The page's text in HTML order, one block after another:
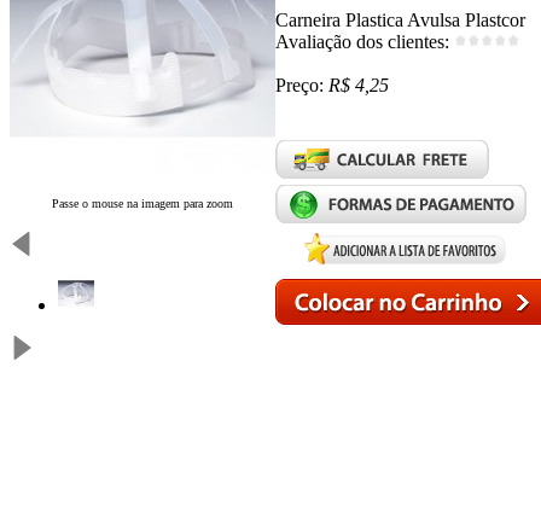
Passe o mouse na imagem para zoom
Carneira Plastica Avulsa Plastcor
Avaliação dos clientes:
Preço: R$ 4,25